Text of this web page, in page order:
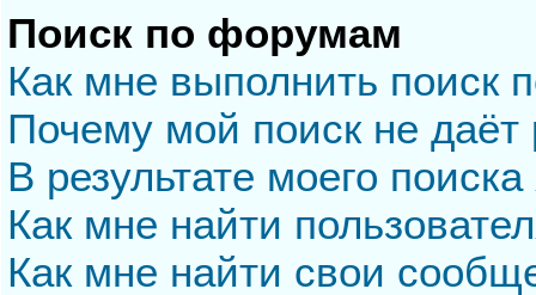
Поиск по форумам
Как мне выполнить
Почему мой поиск не даёт
В результате моего
Как мне найти
Как мне найти свои